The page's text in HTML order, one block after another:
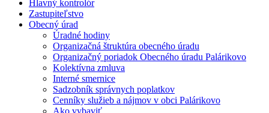
Hlavný kontrolór
Zastupiteľstvo
Obecný úrad
Úradné hodiny
Organizačná štruktúra obecného úradu
Organizačný poriadok Obecného úradu Palárikovo
Kolektívna zmluva
Interné smernice
Sadzobník správnych poplatkov
Cenníky služieb a nájmov v obci Palárikovo